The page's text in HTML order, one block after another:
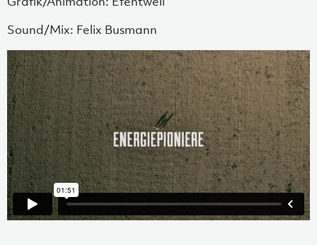
Sound/Mix: Felix Busmann